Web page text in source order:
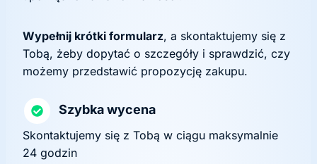
Wypełnij krótki formularz, a skontaktujemy się z
Tobą, żeby dopytać o szczegóły i sprawdzić, czy
możemy przedstawić propozycję zakupu.
Szybka wycena
Skontaktujemy się z Tobą w ciągu maksymalnie
24 godzin